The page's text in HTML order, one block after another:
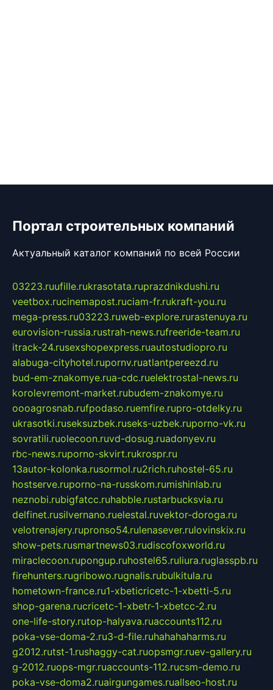
Портал строительных компаний
Актуальный каталог компаний по всей России
03223.ruufille.rukrasotata.ruprazdnikdushi.ru
veetbox.rucinemapost.ruciam-fr.rukraft-you.ru
mega-press.ru03223.ruweb-explore.rurastenuya.ru
eurovision-russia.rustrah-news.rufreeride-team.ru
itrack-24.rusexshopexpress.ruautostudiopro.ru
alabuga-cityhotel.rupornv.ruatlantpereezd.ru
bud-em-znakomye.rua-cdc.ruelektrostal-news.ru
korolevremont-market.rubudem-znakomye.ru
oooagrosnab.rufpodaso.ruemfire.rupro-otdelky.ru
ukrasotki.ruseksuzbek.ruseks-uzbek.ruporno-vk.ru
sovratili.ruolecoon.ruvd-dosug.ruadonyev.ru
rbc-news.ruporno-skvirt.rukrospr.ru
13autor-kolonka.rusormol.ru2rich.ruhostel-65.ru
hostserve.ruporno-na-russkom.rumishinlab.ru
neznobi.rubigfatcc.ruhabble.rustarbucksvia.ru
delfinet.rusilvernano.ruelestal.ruvektor-doroga.ru
velotrenajery.rupronso54.rulenasever.rulovinskix.ru
show-pets.rusmartnews03.rudiscofoxworld.ru
miraclecoon.rupongup.ruhostel65.ruliura.ruglasspb.ru
firehunters.rugribowo.rugnalis.rubulkitula.ru
hometown-france.ru1-xbeticricetc-1-xbetti-5.ru
shop-garena.rucricetc-1-xbetr-1-xbetcc-2.ru
one-life-story.rutop-halyava.ruaccounts112.ru
poka-vse-doma-2.ru3-d-file.ruhahahaharms.ru
g2012.rutst-1.rushaggy-cat.ruopsmgr.ruev-gallery.ru
g-2012.ruops-mgr.ruaccounts-112.rucsm-demo.ru
poka-vse-doma2.ruairgungames.ruallseo-host.ru